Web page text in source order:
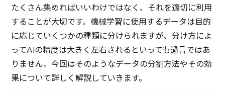
たくさん集めればいいわけではなく、それを適切に利用
することが大切です。機械学習に使用するデータは目的
に応じていくつかの種類に分けられますが、分け方によ
ってAIの精度は大きく左右されるといっても過言ではあ
りません。今回はそのようなデータの分割方法やその効
果について詳しく解説していきます。